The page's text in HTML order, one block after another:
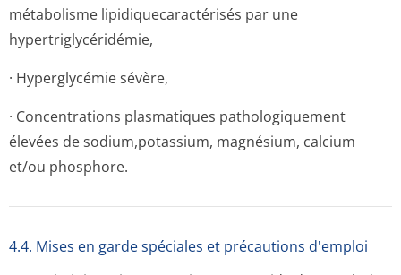
métabolisme lipidiquecarac­térisés par une
hypertriglycé­ridémie,
· Hyperglycémie sévère,
· Concentrations plasmatiques pathologiquement
élevées de sodium,potassium, magnésium, calcium
et/ou phosphore.
4.4. Mises en garde spéciales et précautions d'emploi